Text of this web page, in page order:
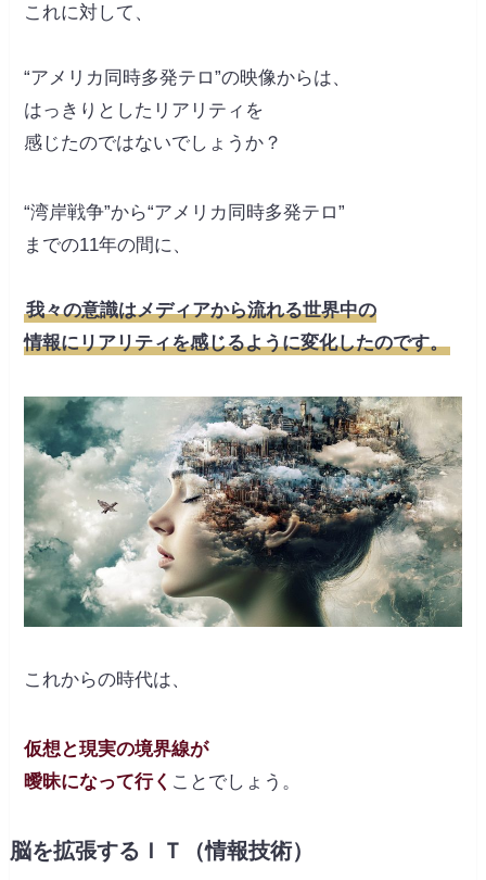
これに対して、
“アメリカ同時多発テロ”の映像からは、
はっきりとしたリアリティを
感じたのではないでしょうか？
“湾岸戦争”から“アメリカ同時多発テロ”
までの11年の間に、
我々の意識はメディアから流れる世界中の
情報にリアリティを感じるように変化したのです。
これからの時代は、
仮想と現実の境界線が
曖昧になって行く ことでしょう。
脳を拡張するＩＴ（情報技術）